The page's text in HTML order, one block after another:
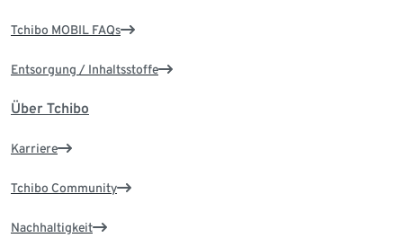
Tchibo MOBIL FAQs
Entsorgung / Inhaltsstoffe
Über Tchibo
Karriere
Tchibo Community
Nachhaltigkeit